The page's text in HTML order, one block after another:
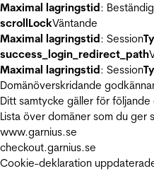
Maximal lagringstid: Beständig
scrollLockVäntande
Maximal lagringstid: Session
success_login_redirect_path
Maximal lagringstid: Session
Domänöverskridande
Ditt samtycke gäller för följande
Lista över domäner som du ger
www.garnius.se
checkout.garnius.se
Cookie-deklaration